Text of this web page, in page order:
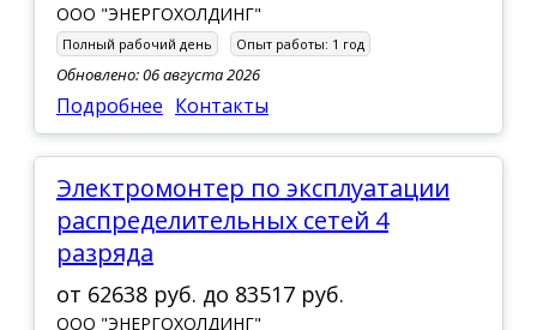
ООО "ЭНЕРГОХОЛДИНГ"
Полный рабочий день Опыт работы: 1 год
Обновлено: 06 августа 2026
Подробнее Контакты
Электромонтер по эксплуатации
распределительных сетей 4
разряда
от 62638 руб. до 83517 руб.
ООО "ЭНЕРГОХОЛДИНГ"